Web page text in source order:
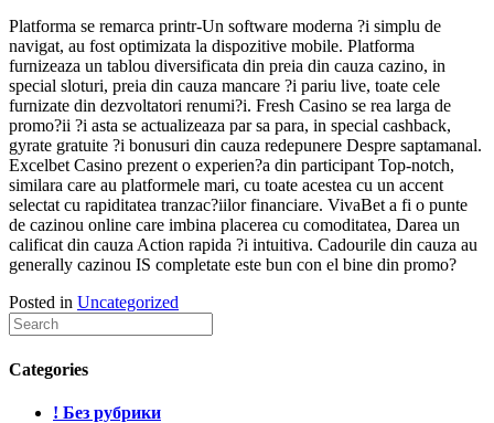
Platforma se remarca printr-Un software moderna ?i simplu de
navigat, au fost optimizata la dispozitive mobile. Platforma
furnizeaza un tablou diversificata din preia din cauza cazino, in
special sloturi, preia din cauza mancare ?i pariu live, toate cele
furnizate din dezvoltatori renumi?i. Fresh Casino se rea larga de
promo?ii ?i asta se actualizeaza par sa para, in special cashback,
gyrate gratuite ?i bonusuri din cauza redepunere Despre saptamanal.
Excelbet Casino prezent o experien?a din participant Top-notch,
similara care au platformele mari, cu toate acestea cu un accent
selectat cu rapiditatea tranzac?iilor financiare. VivaBet a fi o punte
de cazinou online care imbina placerea cu comoditatea, Darea un
calificat din cauza Action rapida ?i intuitiva. Cadourile din cauza au
generally cazinou IS completate este bun con el bine din promo?
Posted in Uncategorized
Categories
! Без рубрики